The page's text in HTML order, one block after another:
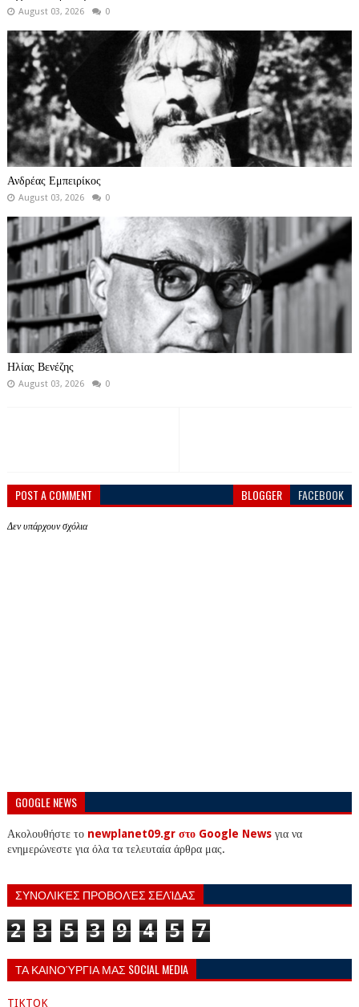
August 03, 2026 0
Ανδρέας Εμπειρίκος
August 03, 2026 0
Ηλίας Βενέζης
August 03, 2026 0
POST A COMMENT BLOGGER FACEBOOK
Δεν υπάρχουν σχόλια
GOOGLE NEWS
Ακολουθήστε το newplanet09.gr στο Google Newsγια να
ενημερώνεστε για όλα τα τελευταία άρθρα μας.
ΣΥΝΟΛΙΚΈΣ ΠΡΟΒΟΛΈΣ ΣΕΛΊΔΑΣ
2 3 5 3 9 4 5 7
ΤΑ ΚΑΙΝΟΎΡΓΙΑ ΜΑΣ SOCIAL MEDIA
TIKTOK